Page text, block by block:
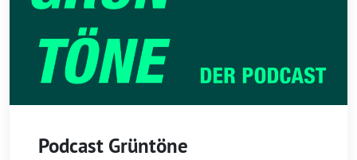
Podcast Grüntöne